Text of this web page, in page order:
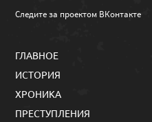
Следите за проектом ВКонтакте
ГЛАВНОЕ
ИСТОРИЯ
ХРОНИКА
ПРЕСТУПЛЕНИЯ